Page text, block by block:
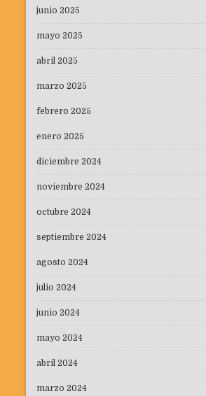
junio 2025
mayo 2025
abril 2025
marzo 2025
febrero 2025
enero 2025
diciembre 2024
noviembre 2024
octubre 2024
septiembre 2024
agosto 2024
julio 2024
junio 2024
mayo 2024
abril 2024
marzo 2024